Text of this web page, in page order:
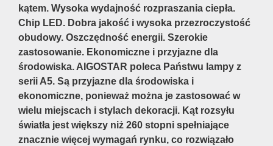
kątem. Wysoka wydajność rozpraszania ciepła.
Chip LED. Dobra jakość i wysoka przezroczystość
obudowy. Oszczędność energii. Szerokie
zastosowanie. Ekonomiczne i przyjazne dla
środowiska. AIGOSTAR poleca Państwu lampy z
serii A5. Są przyjazne dla środowiska i
ekonomiczne, ponieważ można je zastosować w
wielu miejscach i stylach dekoracji. Kąt rozsyłu
światła jest większy niż 260 stopni spełniające
znacznie więcej wymagań rynku, co rozwiązało